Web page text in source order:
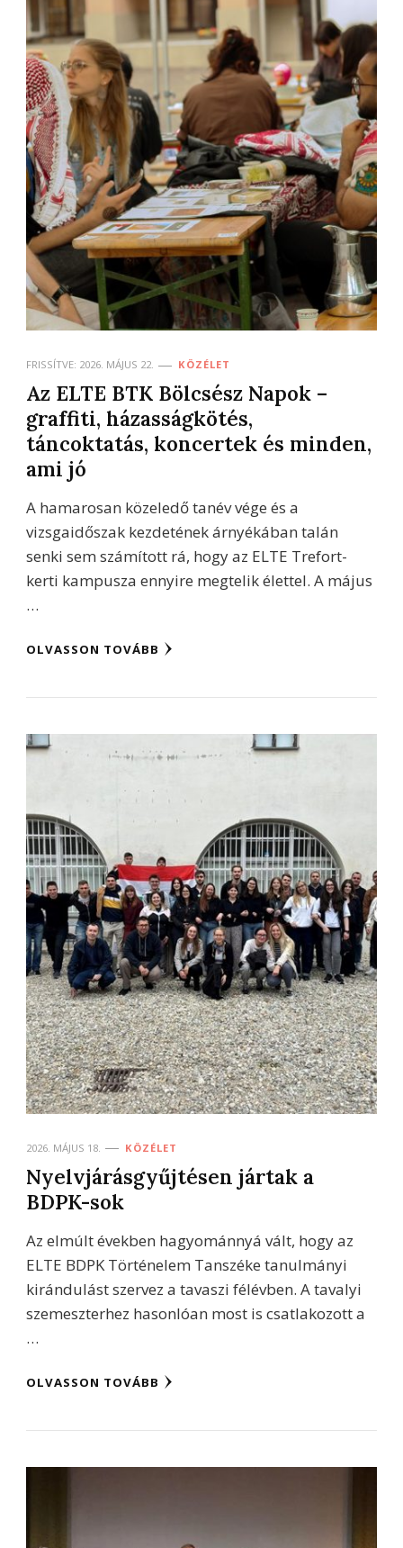
FRISSÍTVE: 2026. MÁJUS 22. KÖZÉLET
Az ELTE BTK Bölcsész Napok –
graffiti, házasságkötés,
táncoktatás, koncertek és minden,
ami jó
A hamarosan közeledő tanév vége és a
vizsgaidőszak kezdetének árnyékában talán
senki sem számított rá, hogy az ELTE Trefort-
kerti kampusza ennyire megtelik élettel. A május
…
OLVASSON TOVÁBB
2026. MÁJUS 18. KÖZÉLET
Nyelvjárásgyűjtésen jártak a
BDPK-sok
Az elmúlt években hagyománnyá vált, hogy az
ELTE BDPK Történelem Tanszéke tanulmányi
kirándulást szervez a tavaszi félévben. A tavalyi
szemeszterhez hasonlóan most is csatlakozott a
…
OLVASSON TOVÁBB